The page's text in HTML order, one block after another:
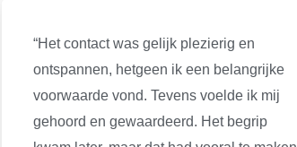
“Het contact was gelijk plezierig en
ontspannen, hetgeen ik een belangrijke
voorwaarde vond. Tevens voelde ik mij
gehoord en gewaardeerd. Het begrip